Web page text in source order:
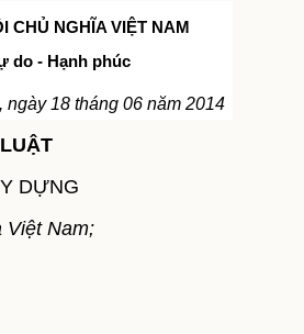
CHỦ NGHĨA VIỆT NAM
do - Hạnh phúc
ngày 18 tháng 06 năm 2014
LUẬT
DỰNG
Việt Nam;